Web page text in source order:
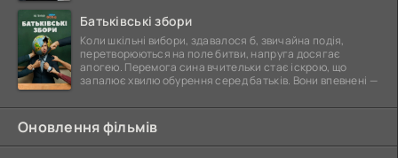
Батьківські збори
Коли шкільні вибори, здавалося б, звичайна подія,
перетворюються на поле битви, напруга досягає
апогею. Перемога сина вчительки стає іскрою, що
запалює хвилю обурення серед батьків. Вони впевнені —
Оновлення фільмів